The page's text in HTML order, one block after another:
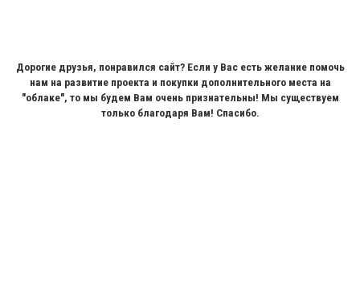
Дорогие друзья, понравился сайт? Если у Вас есть желание помочь
нам на развитие проекта и покупки дополнительного места на
"облаке", то мы будем Вам очень признательны! Мы существуем
только благодаря Вам! Спасибо.